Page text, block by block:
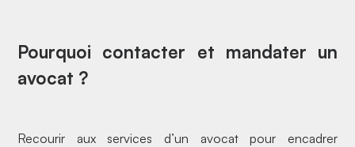
Pourquoi contacter et mandater un
avocat ?
Recourir aux services d’un avocat pour encadrer